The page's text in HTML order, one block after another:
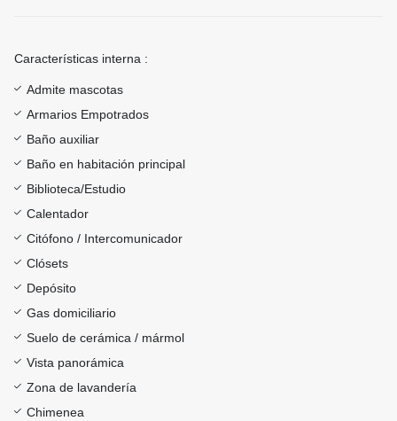
Características interna :
Admite mascotas
Armarios Empotrados
Baño auxiliar
Baño en habitación principal
Biblioteca/Estudio
Calentador
Citófono / Intercomunicador
Clósets
Depósito
Gas domiciliario
Suelo de cerámica / mármol
Vista panorámica
Zona de lavandería
Chimenea